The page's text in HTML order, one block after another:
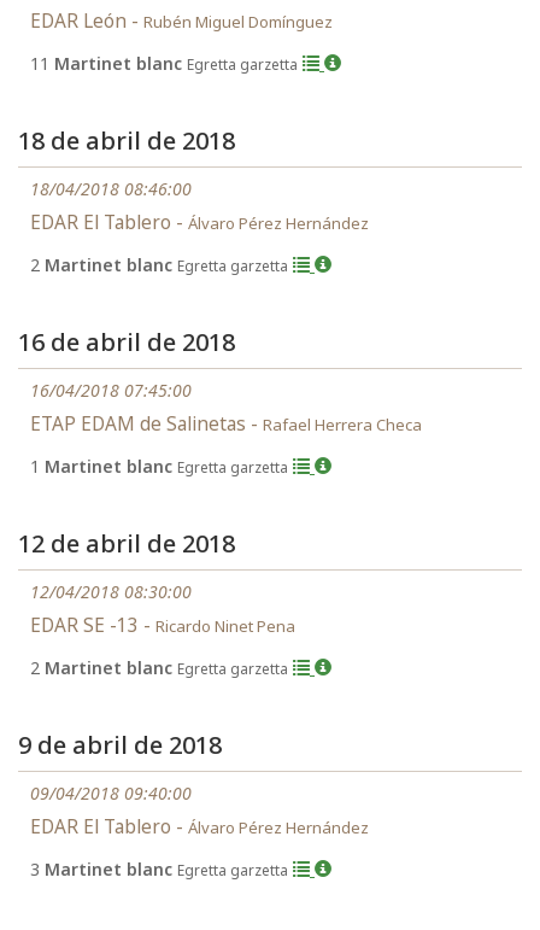
EDAR León - Rubén Miguel Domínguez
11 Martinet blanc Egretta garzetta
18 de abril de 2018
18/04/2018 08:46:00
EDAR El Tablero - Álvaro Pérez Hernández
2 Martinet blanc Egretta garzetta
16 de abril de 2018
16/04/2018 07:45:00
ETAP EDAM de Salinetas - Rafael Herrera Checa
1 Martinet blanc Egretta garzetta
12 de abril de 2018
12/04/2018 08:30:00
EDAR SE -13 - Ricardo Ninet Pena
2 Martinet blanc Egretta garzetta
9 de abril de 2018
09/04/2018 09:40:00
EDAR El Tablero - Álvaro Pérez Hernández
3 Martinet blanc Egretta garzetta